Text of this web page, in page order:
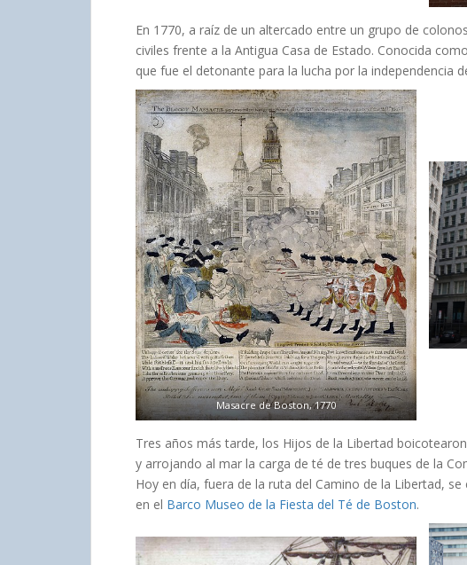
En 1770, a raíz de un altercado entre un grupo de
civiles frente a la Antigua Casa de Estado. Conocida
que fue el detonante para la lucha por la independencia
Masacre de Boston, 1770
Tres años más tarde, los Hijos de la Libertad
y arrojando al mar la carga de té de tres buques de la
Hoy en día, fuera de la ruta del Camino de la Libertad,
en el Barco Museo de la Fiesta del Té de Boston.